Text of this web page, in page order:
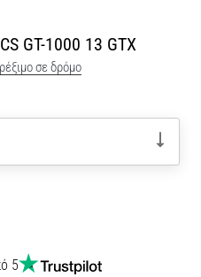
GT-1000 13 GTX
σε δρόμο
5